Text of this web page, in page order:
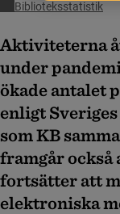
Biblioteksstatistik
Aktiviteterna
under
ökade antalet
enligt
som KB
framgår också
fortsätter att
elektroniska